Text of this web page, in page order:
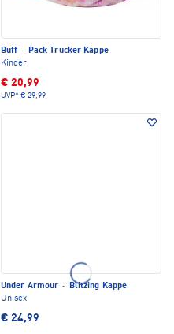
Buff · Pack Trucker Kappe
Kinder
€ 20,99
UVP* € 29,99
Under Armour ·
Blitzing Kappe
Unisex
€ 24,99